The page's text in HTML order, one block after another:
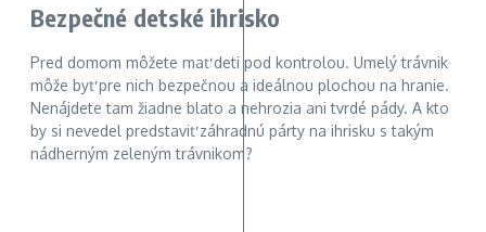
Bezpečné detské ihrisko
Pred domom môžete mať deti pod kontrolou. Umelý trávnik
môže byť pre nich bezpečnou a ideálnou plochou na hranie.
Nenájdete tam žiadne blato a nehrozia ani tvrdé pády. A kto
by si nevedel predstaviť záhradnú párty na ihrisku s takým
nádherným zeleným trávnikom?